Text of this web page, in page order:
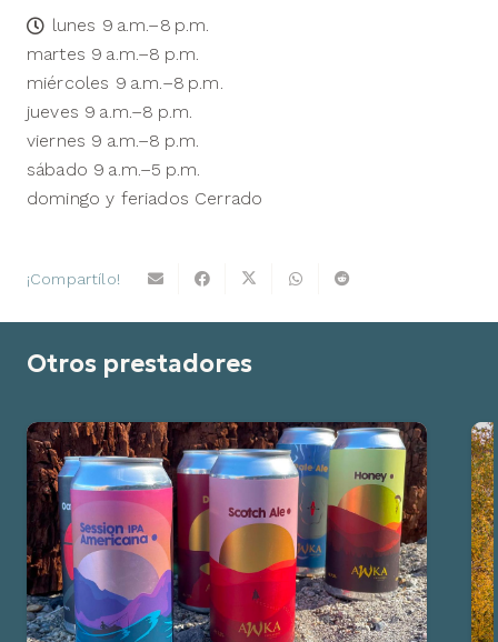
lunes 9 a.m.–8 p.m.
martes 9 a.m.–8 p.m.
miércoles 9 a.m.–8 p.m.
jueves 9 a.m.–8 p.m.
viernes 9 a.m.–8 p.m.
sábado 9 a.m.–5 p.m.
domingo y feriados Cerrado
¡Compartílo!
Otros prestadores